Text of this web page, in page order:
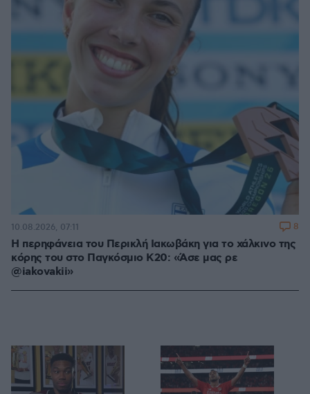
Η περηφάνεια του Περικλή Ιακωβάκη για το χάλκινο της
κόρης του στο Παγκόσμιο Κ20: «Άσε μας ρε
@iakovakii»
10.08.2026, 07:11 8